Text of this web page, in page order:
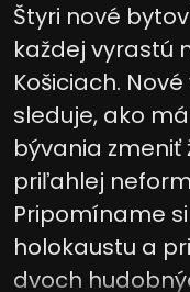
Štyri nové
každej vyrastú
Košiciach.
sleduje, ako
bývania zmeniť
priľahlej
Pripomíname
holokaustu a
dvoch